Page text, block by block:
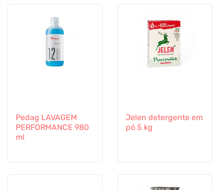
Pedag LAVAGEM
PERFORMANCE 980
ml
Jelen detergente em
pó 5 kg